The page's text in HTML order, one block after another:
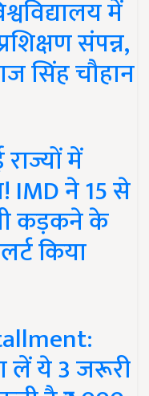
में
संपन्न,
सिंह चौहान
में
IMD ने 15 से
कड़कने के
किया
लें ये 3 जरूरी